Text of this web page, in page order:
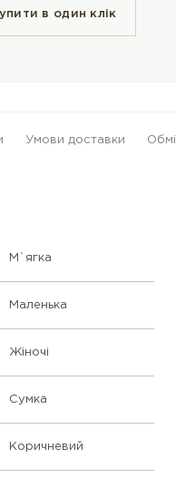
в один клiк
Умови доставки
М`ягка
Маленька
Жіночі
Сумка
Коричневий